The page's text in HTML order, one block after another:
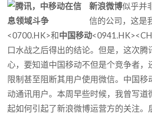
新浪微博似乎并
信的公司，这是
<0700.HK>和中国移动
口水战之后得出的结论。但是，这次腾
心，要知道中国移动不但是个竞争者，
限制甚至阻断其用户使用微信。中国移
动通讯用户。本周早些时候，我曾写道
起如何引起了新浪微博运营方的关注。